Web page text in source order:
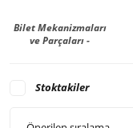
Bilet Mekanizmaları
ve Parçaları -
Stoktakiler